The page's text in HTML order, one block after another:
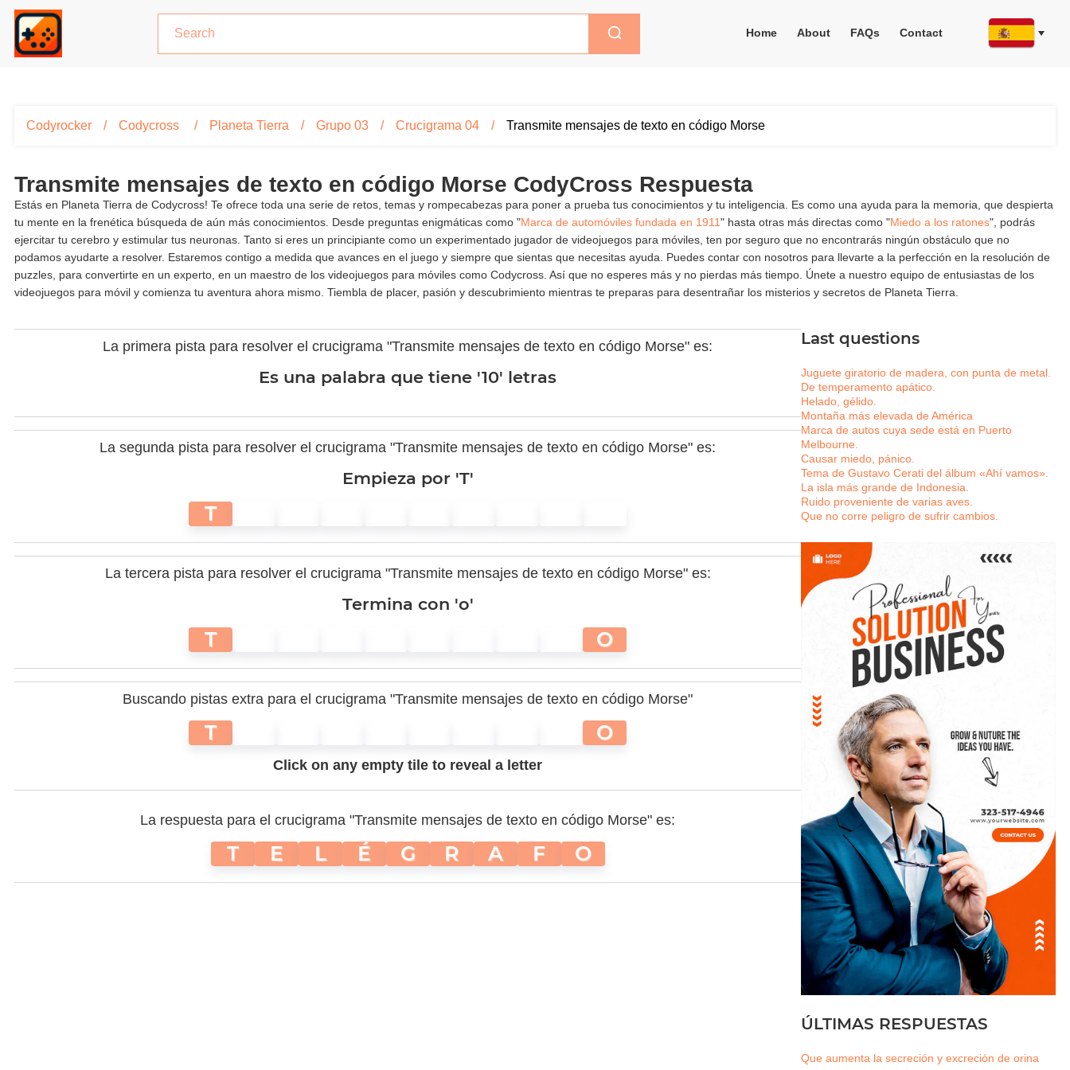
Home About FAQs Contact
Codyrocker Codycross Planeta Tierra Grupo 03 Crucigrama 04 Transmite mensajes de texto en código Morse
Transmite mensajes de texto en código Morse CodyCross Respuesta
Estás en Planeta Tierra de Codycross! Te ofrece toda una serie de retos, temas y rompecabezas para poner a prueba tus conocimientos y tu inteligencia. Es como una ayuda para la memoria, que despierta
tu mente en la frenética búsqueda de aún más conocimientos. Desde preguntas enigmáticas como "Marca de automóviles fundada en 1911" hasta otras más directas como "Miedo a los ratones", podrás
ejercitar tu cerebro y estimular tus neuronas. Tanto si eres un principiante como un experimentado jugador de videojuegos para móviles, ten por seguro que no encontrarás ningún obstáculo que no
podamos ayudarte a resolver. Estaremos contigo a medida que avances en el juego y siempre que sientas que necesitas ayuda. Puedes contar con nosotros para llevarte a la perfección en la resolución de
puzzles, para convertirte en un experto, en un maestro de los videojuegos para móviles como Codycross. Así que no esperes más y no pierdas más tiempo. Únete a nuestro equipo de entusiastas de los
videojuegos para móvil y comienza tu aventura ahora mismo. Tiembla de placer, pasión y descubrimiento mientras te preparas para desentrañar los misterios y secretos de Planeta Tierra.
La primera pista para resolver el crucigrama "Transmite mensajes de texto en código Morse" es:
Es una palabra que tiene '10' letras
La segunda pista para resolver el crucigrama "Transmite mensajes de texto en código Morse" es:
Empieza por 'T'
T
La tercera pista para resolver el crucigrama "Transmite mensajes de texto en código Morse" es:
Termina con 'o'
T O
Buscando pistas extra para el crucigrama "Transmite mensajes de texto en código Morse"
T O
Click on any empty tile to reveal a letter
La respuesta para el crucigrama "Transmite mensajes de texto en código Morse" es:
T E L É G R A F O
Last questions
Juguete giratorio de madera, con punta de metal.
De temperamento apático.
Helado, gélido.
Montaña más elevada de América
Marca de autos cuya sede está en Puerto
Melbourne.
Causar miedo, pánico.
Tema de Gustavo Cerati del álbum «Ahí vamos».
La isla más grande de Indonesia.
Ruido proveniente de varias aves.
Que no corre peligro de sufrir cambios.
ÚLTIMAS RESPUESTAS
Que aumenta la secreción y excreción de orina